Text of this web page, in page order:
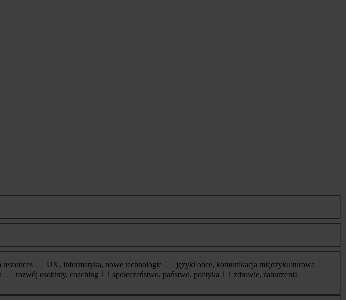
resources UX, informatyka, nowe technologie
języki obce, komunikacja międzykulturowa
rozwój osobisty, coaching społeczeństwo, państwo, polityka
zdrowie, zaburzenia